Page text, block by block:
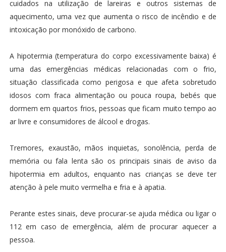
cuidados na utilização de lareiras e outros sistemas de
aquecimento, uma vez que aumenta o risco de incêndio e de
intoxicação por monóxido de carbono.
A hipotermia (temperatura do corpo excessivamente baixa) é
uma das emergências médicas relacionadas com o frio,
situação classificada como perigosa e que afeta sobretudo
idosos com fraca alimentação ou pouca roupa, bebés que
dormem em quartos frios, pessoas que ficam muito tempo ao
ar livre e consumidores de álcool e drogas.
Tremores, exaustão, mãos inquietas, sonolência, perda de
memória ou fala lenta são os principais sinais de aviso da
hipotermia em adultos, enquanto nas crianças se deve ter
atenção à pele muito vermelha e fria e à apatia.
Perante estes sinais, deve procurar-se ajuda médica ou ligar o
112 em caso de emergência, além de procurar aquecer a
pessoa.